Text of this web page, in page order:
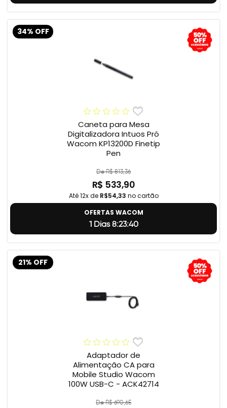
34% OFF
Caneta para Mesa
Digitalizadora Intuos Pró
Wacom KP13200D Finetip
Pen
De R$ 813,36
R$ 533,90
Até 12x de R$54,33 no cartão
OFERTAS WACOM
1 Dias 8:23:39
21% OFF
Adaptador de
Alimentação CA para
Mobile Studio Wacom
100W USB-C - ACK42714
De R$ 690,65